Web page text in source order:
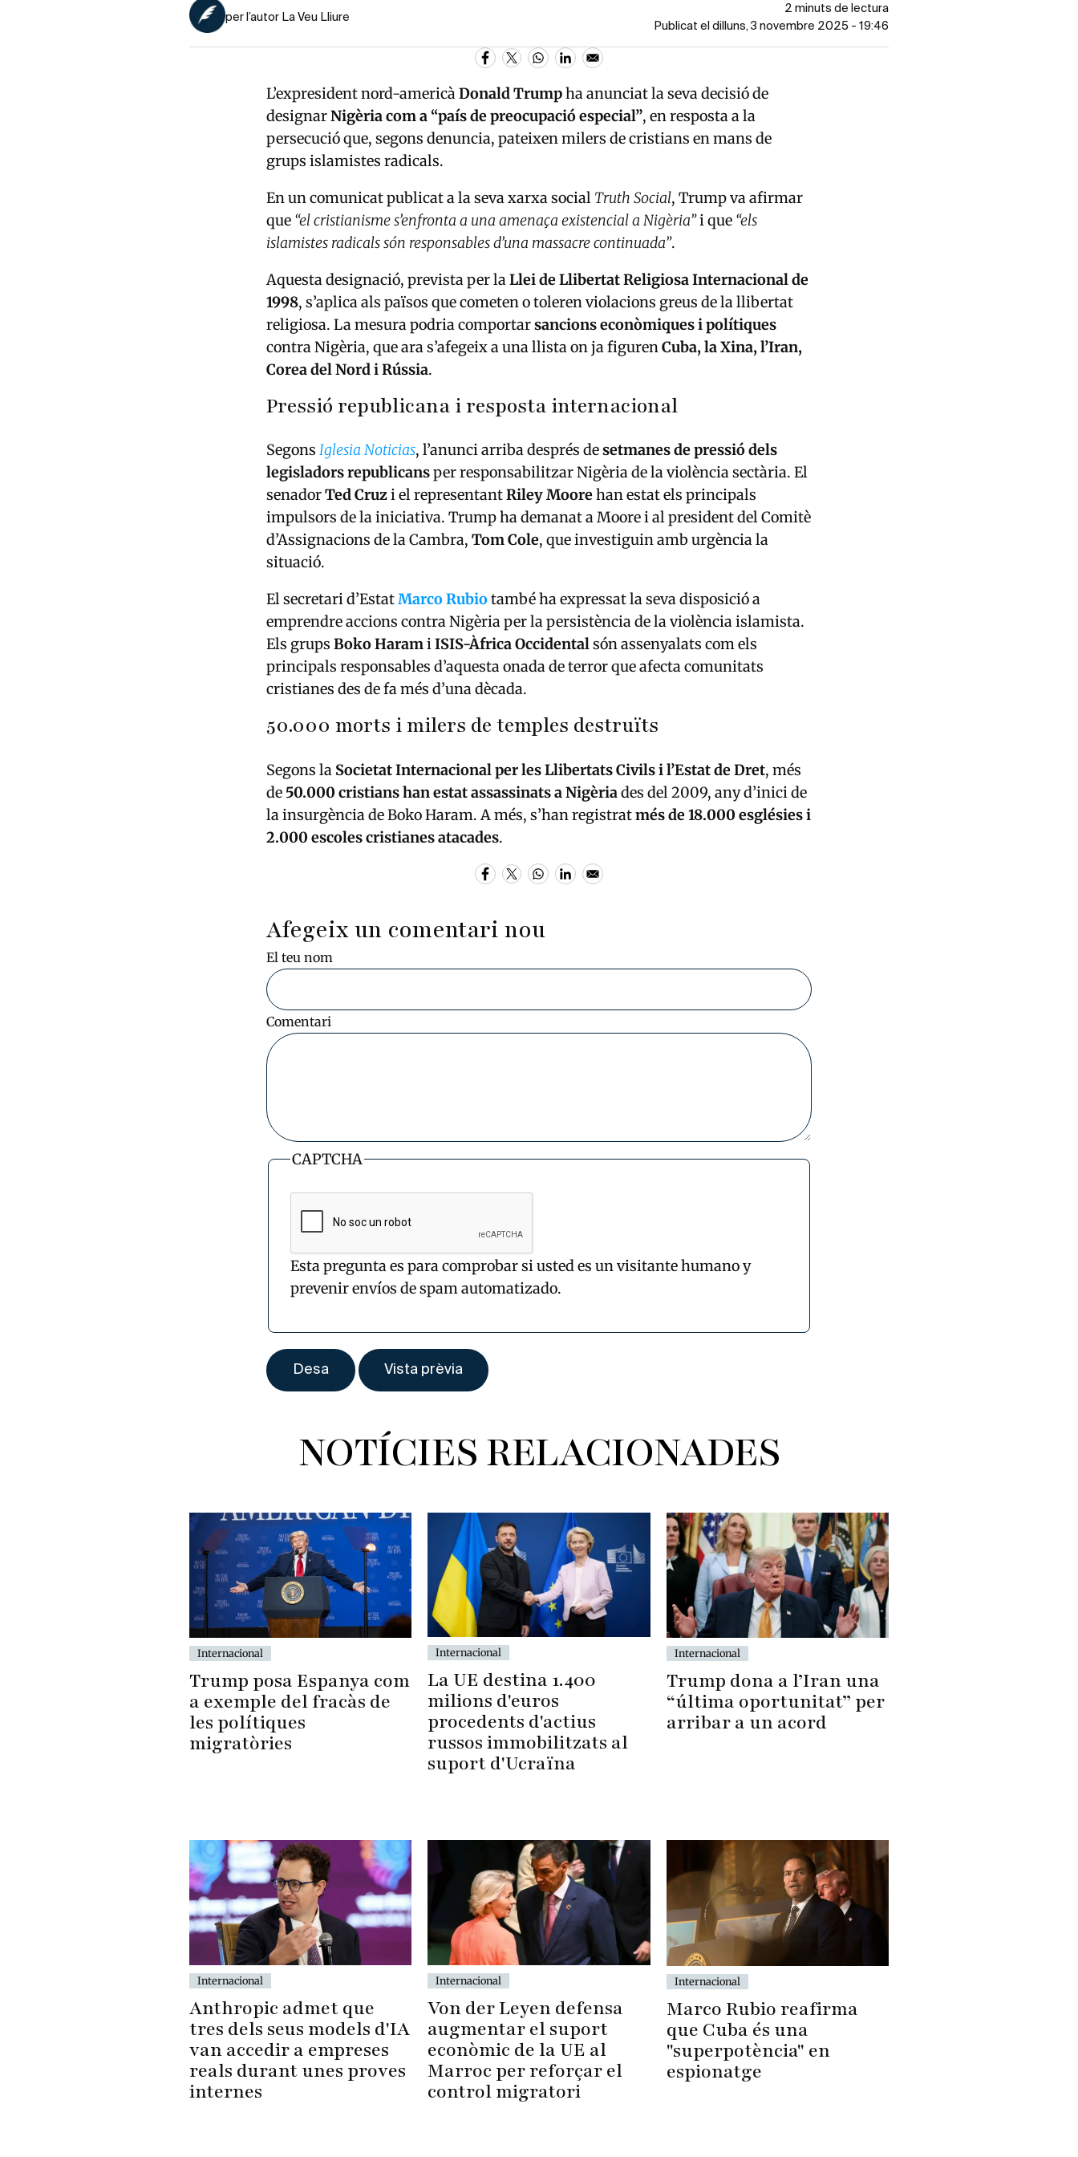
per l’autor La Veu Lliure
2 minuts de lectura
Publicat el dilluns, 3 novembre 2025 - 19:46
L’expresident nord-americàDonald Trumpha anunciat la seva decisió de
designarNigèria com a “país de preocupació especial”, en resposta a la
persecució que, segons denuncia, pateixen milers de cristians en mans de
grups islamistes radicals.
En un comunicat publicat a la seva xarxa social Truth Social, Trump va afirmar
que “el cristianisme s’enfronta a una amenaça existencial a Nigèria”i que “els
islamistes radicals són responsables d’una massacre continuada”.
Aquesta designació, prevista per laLlei de Llibertat Religiosa Internacional de
1998, s’aplica als països que cometen o toleren violacions greus de la llibertat
religiosa. La mesura podria comportarsancions econòmiques i polítiques
contra Nigèria, que ara s’afegeix a una llista on ja figurenCuba, la Xina, l’Iran,
Corea del Nord i Rússia.
Pressió republicana i resposta internacional
Segons Iglesia Noticias, l’anunci arriba després desetmanes de pressió dels
legisladors republicansper responsabilitzar Nigèria de la violència sectària. El
senadorTed Cruzi el representantRiley Moorehan estat els principals
impulsors de la iniciativa. Trump ha demanat a Moore i al president del Comitè
d’Assignacions de la Cambra, Tom Cole, que investiguin amb urgència la
situació.
El secretari d’EstatMarco Rubiotambé ha expressat la seva disposició a
emprendre accions contra Nigèria per la persistència de la violència islamista.
Els grups Boko HaramiISIS-Àfrica Occidentalsón assenyalats com els
principals responsables d’aquesta onada de terror que afecta comunitats
cristianes des de fa més d’una dècada.
50.000 morts i milers de temples destruïts
Segons la Societat Internacional per les Llibertats Civils i l’Estat de Dret, més
de 50.000 cristians han estat assassinats a Nigèriades del 2009, any d’inici de
la insurgència de Boko Haram. A més, s’han registratmés de 18.000 esglésies i
2.000 escoles cristianes atacades.
Afegeix un comentari nou
El teu nom
Comentari
CAPTCHA
Esta pregunta es para comprobar si usted es un visitante humano y
prevenir envíos de spam automatizado.
NOTÍCIES RELACIONADES
Internacional
Trump posa Espanya com
a exemple del fracàs de
les polítiques
migratòries
Internacional
La UE destina 1.400
milions d'euros
procedents d'actius
russos immobilitzats al
suport d'Ucraïna
Internacional
Trump dona a l’Iran una
“última oportunitat” per
arribar a un acord
Internacional
Anthropic admet que
tres dels seus models d'IA
van accedir a empreses
reals durant unes proves
internes
Internacional
Von der Leyen defensa
augmentar el suport
econòmic de la UE al
Marroc per reforçar el
control migratori
Internacional
Marco Rubio reafirma
que Cuba és una
"superpotència" en
espionatge